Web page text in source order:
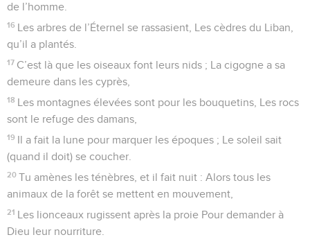
de l’homme.
16 Les arbres de l’Éternel se rassasient, Les cèdres du Liban,
qu’il a plantés.
17 C’est là que les oiseaux font leurs nids ; La cigogne a sa
demeure dans les cyprès,
18 Les montagnes élevées sont pour les bouquetins, Les rocs
sont le refuge des damans,
19 Il a fait la lune pour marquer les époques ; Le soleil sait
(quand il doit) se coucher.
20 Tu amènes les ténèbres, et il fait nuit : Alors tous les
animaux de la forêt se mettent en mouvement,
21 Les lionceaux rugissent après la proie Pour demander à
Dieu leur nourriture.